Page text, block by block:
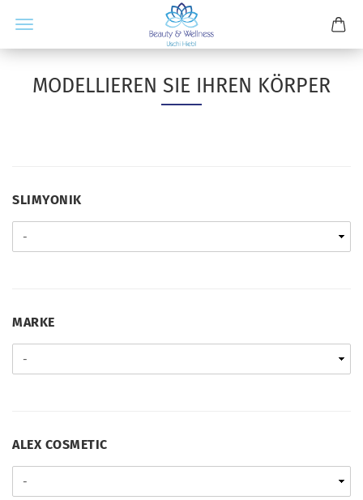
MODELLIEREN SIE IHREN KÖRPER
SLIMYONIK
SLIMYONIK
MARKE
MARKE
ALEX
ALEX COSMETIC